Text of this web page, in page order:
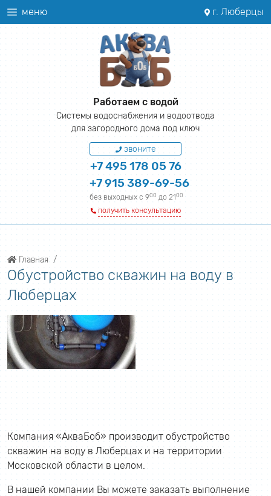
меню г. Люберцы
Работаем с водой
Системы водоснабжения и водоотвода
для загородного дома под ключ
звоните
+7 495 178 05 76
+7 915 389-69-56
без выходных с 900 до 2100
получить консультацию
Главная
Обустройство скважин на воду в
Люберцах
Компания «АкваБоб» производит обустройство
скважин на воду в Люберцах и на территории
Московской области в целом.
В нашей компании Вы можете заказать выполнение